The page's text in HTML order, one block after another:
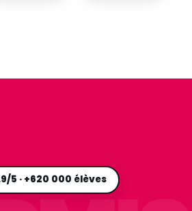
· +620 000 élèves